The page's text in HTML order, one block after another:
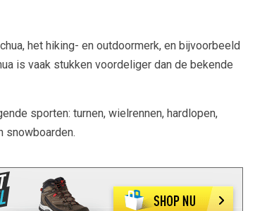
het hiking- en outdoormerk, en bijvoorbeeld
is vaak stukken voordeliger dan de bekende
sporten: turnen, wielrennen, hardlopen,
snowboarden.